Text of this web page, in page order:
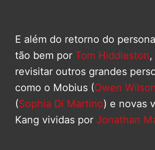
E além do retorno do
tão bem por Tom Hiddleston
revisitar outros grandes
como o Mobius (Owen Wilson
(Sophia Di Martino) e novas
Kang vividas por Jonathan